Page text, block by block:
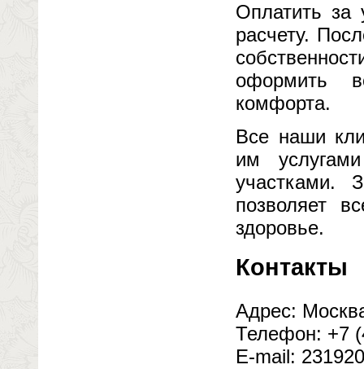
Оплатить за
расчету.
оформить
комфорта.
Все наши
им
участками.
позволяет
здоровье.
Контакты
Адрес:
Телефон: +7
E-mail: